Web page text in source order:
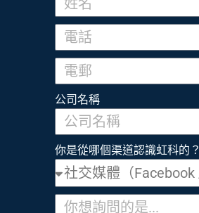
公司名稱
你是從哪個渠道認識虹科的？